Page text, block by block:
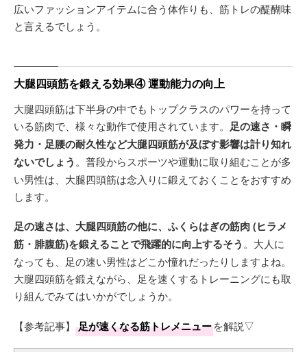
広いファッションアイテムに合う体作りも、筋トレの醍醐味
と言えるでしょう。
大腿四頭筋を鍛える効果④ 運動能力の向上
大腿四頭筋は下半身の中でもトップクラスのパワーを持って
いる筋肉で、様々な動作で使用されています。 足の速さ・瞬
発力・足腰の耐久性など大腿四頭筋が及ぼす影響は計り知れ
ないでしょう 。普段からスポーツや運動に取り組むことが多
い男性は、大腿四頭筋は念入りに鍛えておくことをおすすめ
します。
足の速さは、大腿四頭筋の他に、ふくらはぎの筋肉 (ヒラメ
筋・腓腹筋)を鍛えることで飛躍的に向上するそう 。大人に
なっても、足の速い男性はどこか憧れだったりしますよね。
大腿四頭筋を鍛えながら、足を速くするトレーニングにも取
り組んでみてはいかがでしょうか。
【参考記事】 足が速くなる筋トレメニューを解説▽